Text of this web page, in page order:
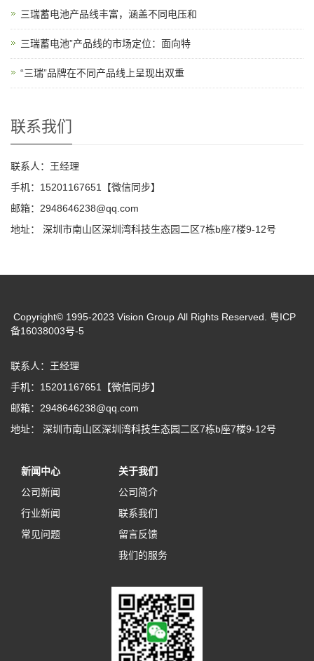
三瑞蓄电池产品线丰富，涵盖不同电压和
三瑞蓄电池”产品线的市场定位：面向特
“三瑞”品牌在不同产品线上呈现出双重
联系我们
联系人：王经理
手机：15201167651【微信同步】
邮箱：2948646238@qq.com
地址： 深圳市南山区深圳湾科技生态园二区7栋b座7楼9-12号
Copyright© 1995-2023 Vision Group All Rights Reserved. 粤ICP
备16038003号-5
联系人：王经理
手机：15201167651【微信同步】
邮箱：2948646238@qq.com
地址： 深圳市南山区深圳湾科技生态园二区7栋b座7楼9-12号
新闻中心
公司新闻
行业新闻
常见问题
关于我们
公司简介
联系我们
留言反馈
我们的服务